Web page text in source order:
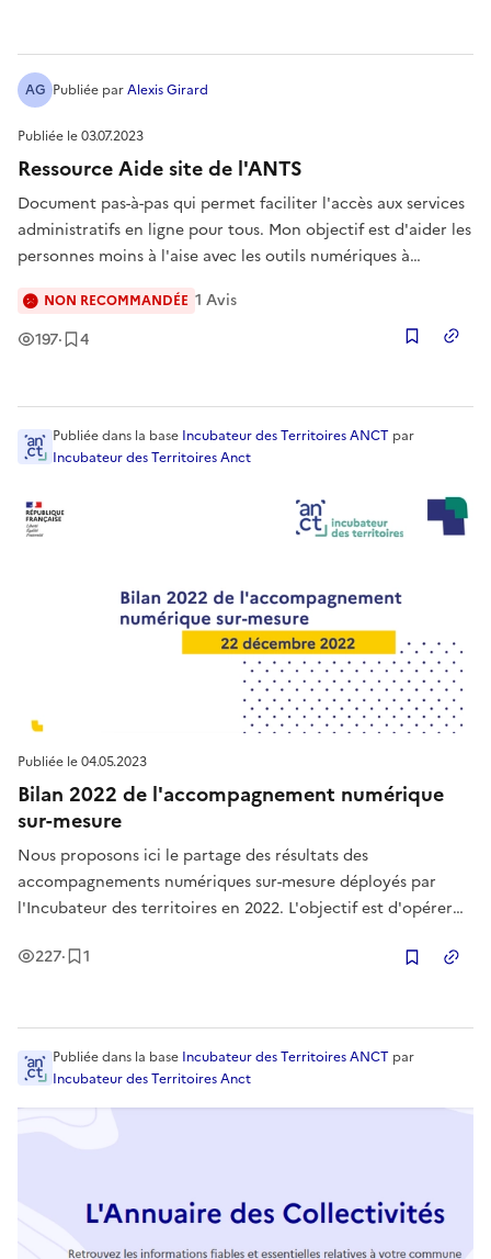
Publiée le03.07.2023
Ressource Aide site de l'ANTS
Document pas-à-pas qui permet faciliter l'accès aux services
administratifs en ligne pour tous. Mon objectif est d'aider les
personnes moins à l'aise avec les outils numériques à
administratives et pour les professionnels un support dans
l'aide aux déma
197Vues
· 4Enregistrement
NON RECOMMANDÉE 1 Avis
AG Publiée parAlexis Girard
Publiée le04.05.2023
Bilan 2022 de l'accompagnement numérique
sur-mesure
Nous proposons ici le partage des résultats des
accompagnements numériques sur-mesure déployés par
l'Incubateur des territoires en 2022. L'objectif est d'opérer
local puis d'outiller les petites communes de manière
227Vues
· 1
Publiéedans la base Incubateur des Territoires ANCT par
Incubateur des Territoires Anct
Publiéedans la base Incubateur des Territoires ANCT par
Incubateur des Territoires Anct